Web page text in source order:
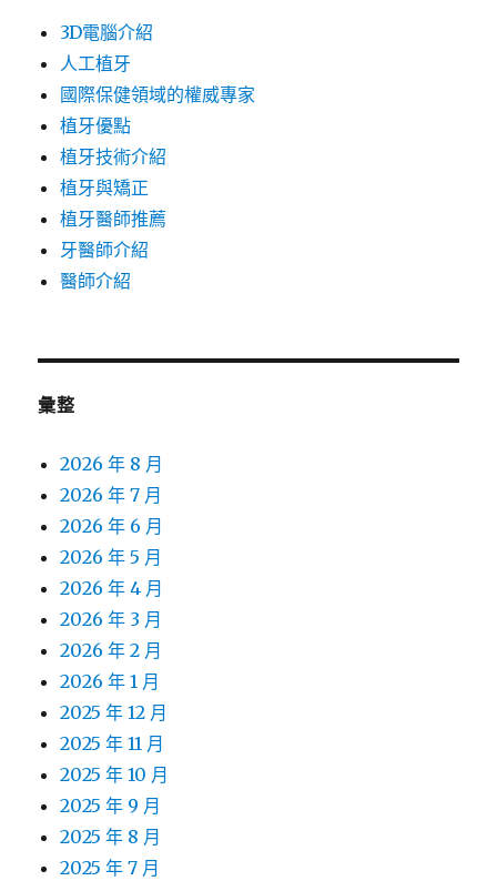
3D電腦介紹
人工植牙
國際保健領域的權威專家
植牙優點
植牙技術介紹
植牙與矯正
植牙醫師推薦
牙醫師介紹
醫師介紹
彙整
2026 年 8 月
2026 年 7 月
2026 年 6 月
2026 年 5 月
2026 年 4 月
2026 年 3 月
2026 年 2 月
2026 年 1 月
2025 年 12 月
2025 年 11 月
2025 年 10 月
2025 年 9 月
2025 年 8 月
2025 年 7 月